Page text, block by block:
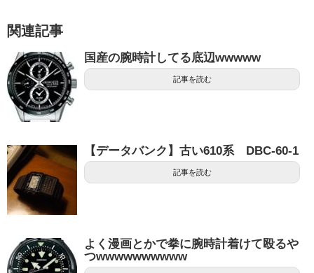
関連記事
国産の腕時計してる底辺wwwww
記事を読む
【データバンク】古い610系 DBC-60-1
記事を読む
よく漫画とかで拳に腕時計着けて殴るや
つwwwwwwwwww